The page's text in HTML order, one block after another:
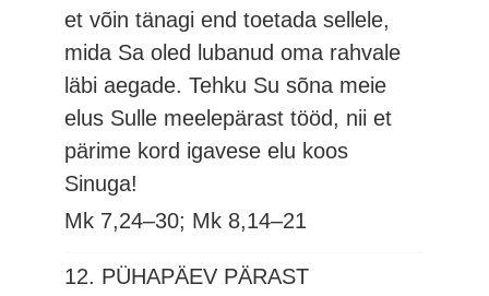
et võin tänagi end toetada sellele,
mida Sa oled lubanud oma rahvale
läbi aegade. Tehku Su sõna meie
elus Sulle meelepärast tööd, nii et
pärime kord igavese elu koos
Sinuga!
Mk 7,24–30; Mk 8,14–21
12. PÜHAPÄEV PÄRAST